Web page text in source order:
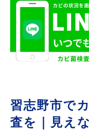
習志野市で
査を｜見え